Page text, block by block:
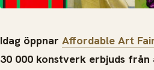
Idag öppnar Affordable Art
30 000 konstverk erbjuds